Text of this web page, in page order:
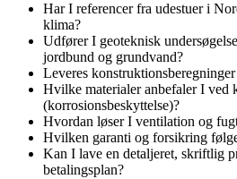
Har I referencer fra udestuer i
klima?
Udfører I geoteknisk
jordbund og grundvand?
Leveres
Hvilke materialer anbefaler I ved
(korrosionsbeskyttelse)?
Hvordan løser I ventilation og
Hvilken garanti og forsikring
Kan I lave en detaljeret, skriftlig
betalingsplan?